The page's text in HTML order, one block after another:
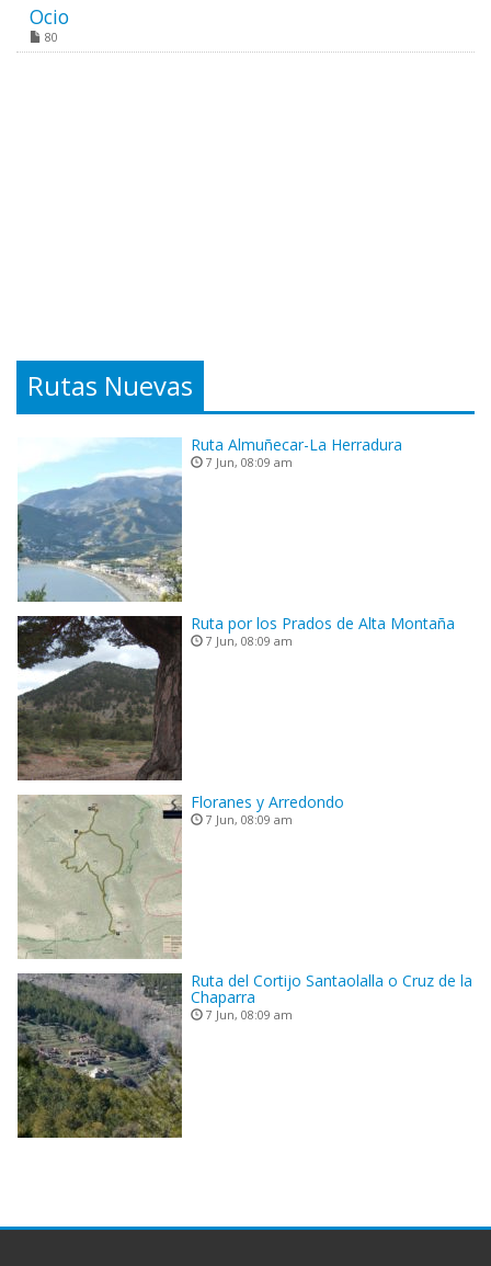
Ocio
80
Rutas Nuevas
Ruta Almuñecar-La Herradura
7 Jun, 08:09 am
Ruta por los Prados de Alta Montaña
7 Jun, 08:09 am
Floranes y Arredondo
7 Jun, 08:09 am
Ruta del Cortijo Santaolalla o Cruz de la
Chaparra
7 Jun, 08:09 am